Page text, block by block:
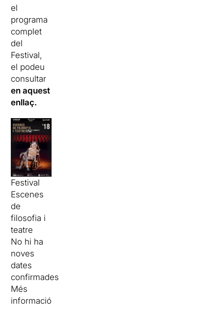
el
programa
complet
del
Festival,
el podeu
consultar
en aquest
enllaç.
Festival
Escenes
de
filosofia i
teatre
No hi ha
noves
dates
confirmades
Més
informació